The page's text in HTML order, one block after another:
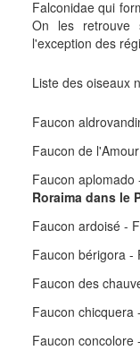
Falconidae qui
On les retrouve
l'exception des
Liste des oiseaux
Faucon
Faucon de
Faucon
Roraima dans le
Faucon ardoisé -
Faucon bérigora -
Faucon des
Faucon chicquera
Faucon concolore